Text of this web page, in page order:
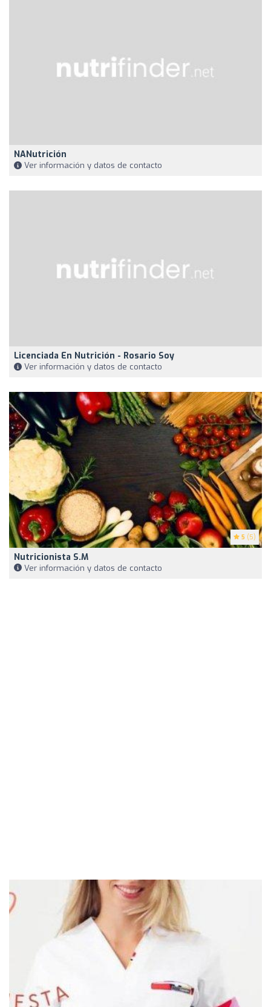
NANutrición
Ver información y datos de contacto
Licenciada En Nutrición - Rosario Soy
Ver información y datos de contacto
5 (5)
Nutricionista S.M
Ver información y datos de contacto